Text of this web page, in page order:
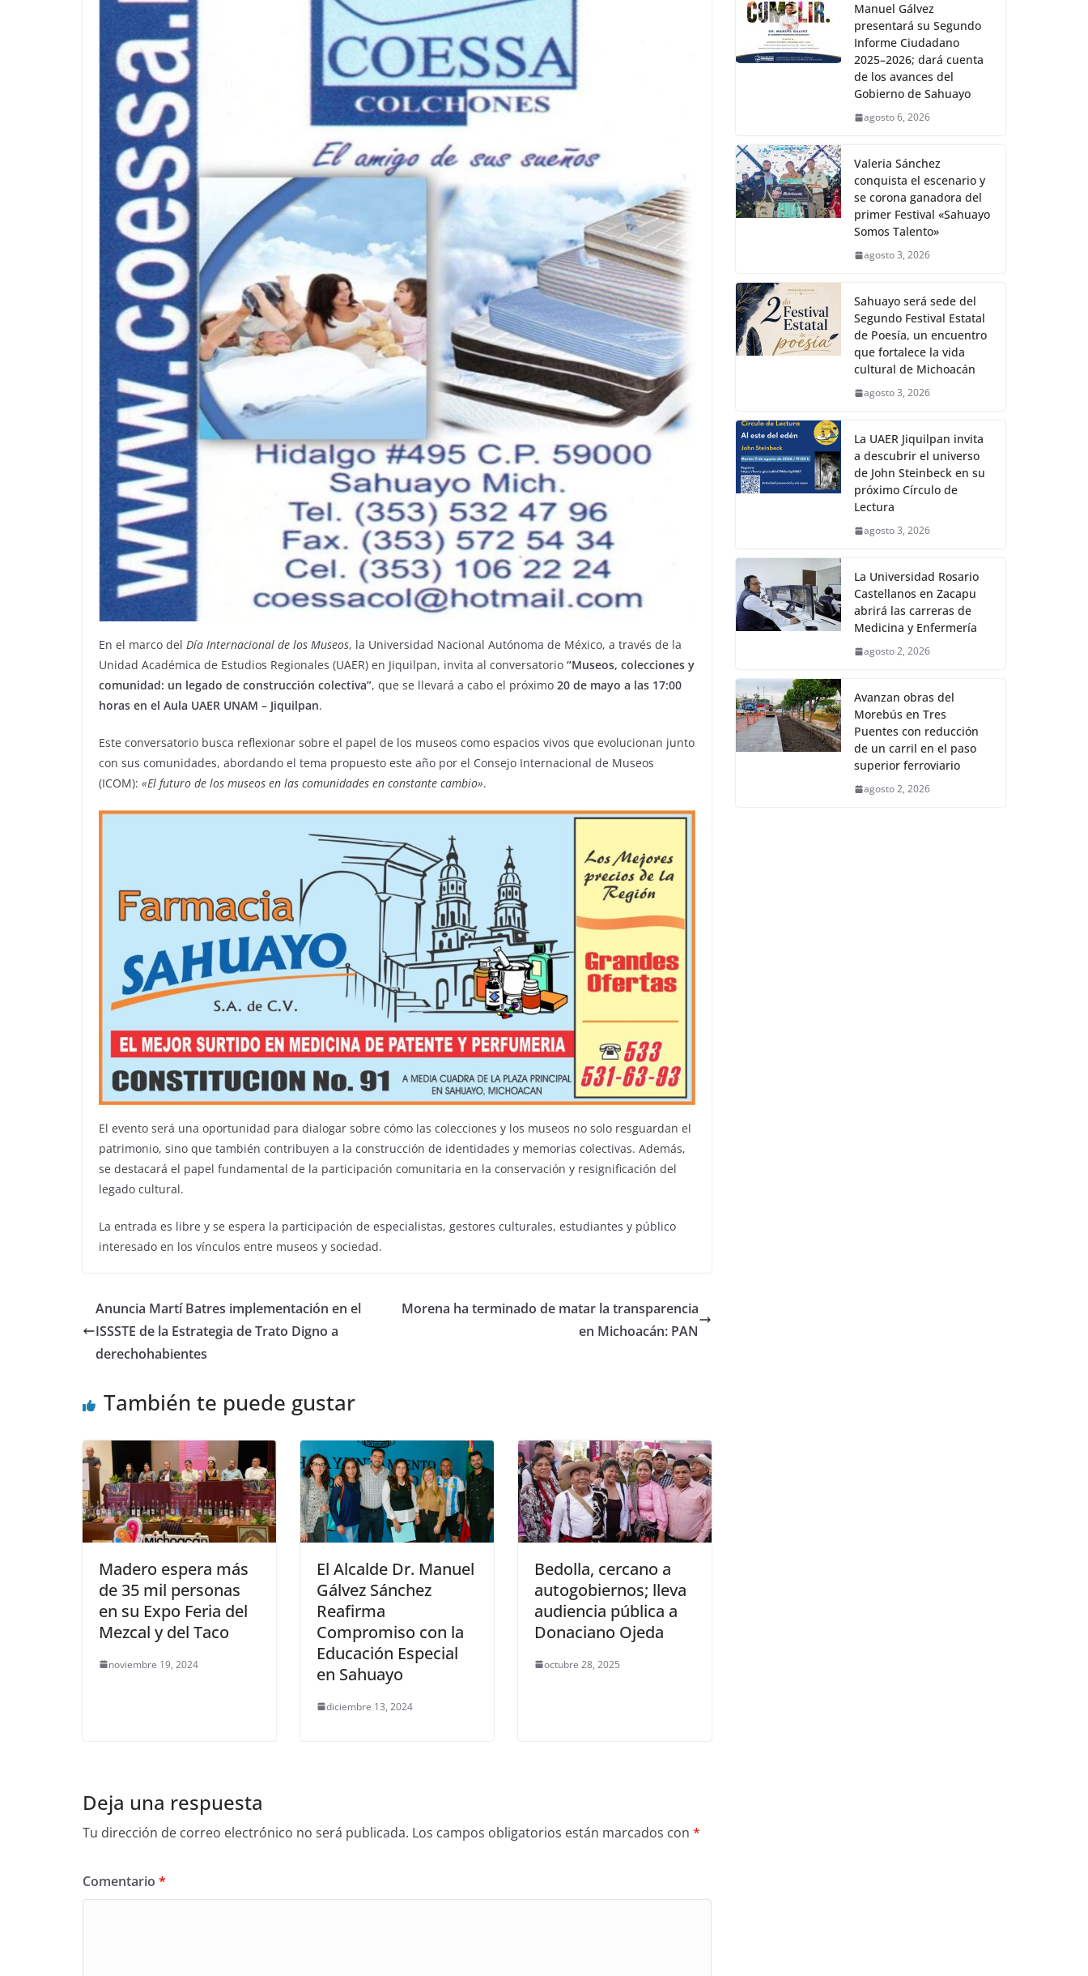
En el marco del Día Internacional de los Museos, la Universidad Nacional Autónoma de México, a través de la
Unidad Académica de Estudios Regionales (UAER) en Jiquilpan, invita al conversatorio “Museos, colecciones y
comunidad: un legado de construcción colectiva”, que se llevará a cabo el próximo 20 de mayo a las 17:00
horas en el Aula UAER UNAM – Jiquilpan.
Este conversatorio busca reflexionar sobre el papel de los museos como espacios vivos que evolucionan junto
con sus comunidades, abordando el tema propuesto este año por el Consejo Internacional de Museos
(ICOM): «El futuro de los museos en las comunidades en constante cambio».
El evento será una oportunidad para dialogar sobre cómo las colecciones y los museos no solo resguardan el
patrimonio, sino que también contribuyen a la construcción de identidades y memorias colectivas. Además,
se destacará el papel fundamental de la participación comunitaria en la conservación y resignificación del
legado cultural.
La entrada es libre y se espera la participación de especialistas, gestores culturales, estudiantes y público
interesado en los vínculos entre museos y sociedad.
Anuncia Martí Batres implementación en el
ISSSTE de la Estrategia de Trato Digno a
derechohabientes
Morena ha terminado de matar la transparencia
en Michoacán: PAN
También te puede gustar
Madero espera más
de 35 mil personas
en su Expo Feria del
Mezcal y del Taco
noviembre 19, 2024
El Alcalde Dr. Manuel
Gálvez Sánchez
Reafirma
Compromiso con la
Educación Especial
en Sahuayo
diciembre 13, 2024
Bedolla, cercano a
autogobiernos; lleva
audiencia pública a
Donaciano Ojeda
octubre 28, 2025
Deja una respuesta
Tu dirección de correo electrónico no será publicada. Los campos obligatorios están marcados con *
Comentario *
Manuel Gálvez
presentará su Segundo
Informe Ciudadano
2025–2026; dará cuenta
de los avances del
Gobierno de Sahuayo
agosto 6, 2026
Valeria Sánchez
conquista el escenario y
se corona ganadora del
primer Festival «Sahuayo
Somos Talento»
agosto 3, 2026
Sahuayo será sede del
Segundo Festival Estatal
de Poesía, un encuentro
que fortalece la vida
cultural de Michoacán
agosto 3, 2026
La UAER Jiquilpan invita
a descubrir el universo
de John Steinbeck en su
próximo Círculo de
Lectura
agosto 3, 2026
La Universidad Rosario
Castellanos en Zacapu
abrirá las carreras de
Medicina y Enfermería
agosto 2, 2026
Avanzan obras del
Morebús en Tres
Puentes con reducción
de un carril en el paso
superior ferroviario
agosto 2, 2026